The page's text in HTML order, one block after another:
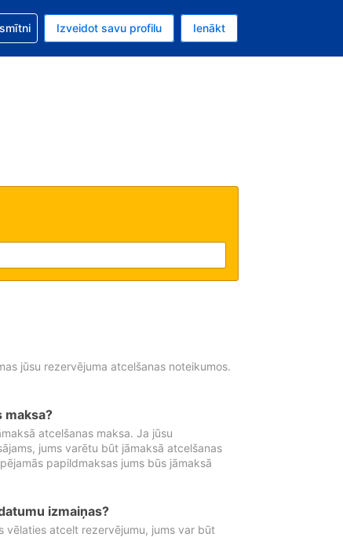
ir ASV dolārs.
valoda ir Latviski.
saistībā ar savu rezervējumu.
Izveidot savu profilu Ienākt
jūsu rezervējuma atcelšanas noteikumos.
maksa?
atcelšanas maksa. Ja jūsu
jums varētu būt jāmaksā atcelšanas
papildmaksas jums būs jāmaksā
izmaiņas?
vēlaties atcelt rezervējumu, jums var būt